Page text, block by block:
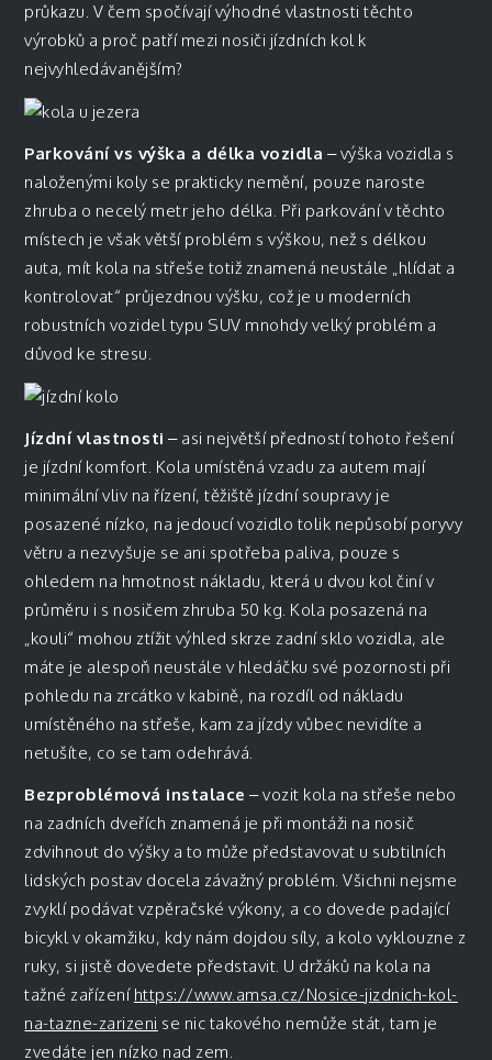
průkazu. V čem spočívají výhodné vlastnosti těchto
výrobků a proč patří mezi nosiči jízdních kol k
nejvyhledávanějším?
Parkování vs výška a délka vozidla – výška vozidla s
naloženými koly se prakticky nemění, pouze naroste
zhruba o necelý metr jeho délka. Při parkování v těchto
místech je však větší problém s výškou, než s délkou
auta, mít kola na střeše totiž znamená neustále „hlídat a
kontrolovat“ průjezdnou výšku, což je u moderních
robustních vozidel typu SUV mnohdy velký problém a
důvod ke stresu.
Jízdní vlastnosti – asi největší předností tohoto řešení
je jízdní komfort. Kola umístěná vzadu za autem mají
minimální vliv na řízení, těžiště jízdní soupravy je
posazené nízko, na jedoucí vozidlo tolik nepůsobí poryvy
větru a nezvyšuje se ani spotřeba paliva, pouze s
ohledem na hmotnost nákladu, která u dvou kol činí v
průměru i s nosičem zhruba 50 kg. Kola posazená na
„kouli“ mohou ztížit výhled skrze zadní sklo vozidla, ale
máte je alespoň neustále v hledáčku své pozornosti při
pohledu na zrcátko v kabině, na rozdíl od nákladu
umístěného na střeše, kam za jízdy vůbec nevidíte a
netušíte, co se tam odehrává.
Bezproblémová instalace – vozit kola na střeše nebo
na zadních dveřích znamená je při montáži na nosič
zdvihnout do výšky a to může představovat u subtilních
lidských postav docela závažný problém. Všichni nejsme
zvyklí podávat vzpěračské výkony, a co dovede padající
bicykl v okamžiku, kdy nám dojdou síly, a kolo vyklouzne z
ruky, si jistě dovedete představit. U držáků na kola na
tažné zařízení https://www.amsa.cz/Nosice-jizdnich-kol-
na-tazne-zarizeni se nic takového nemůže stát, tam je
zvedáte jen nízko nad zem.